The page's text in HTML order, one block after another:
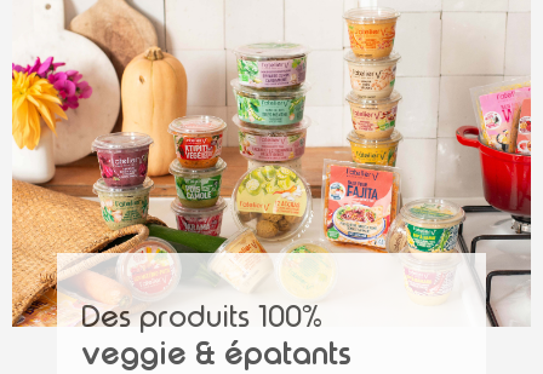
Des produits 100%
veggie & épatants